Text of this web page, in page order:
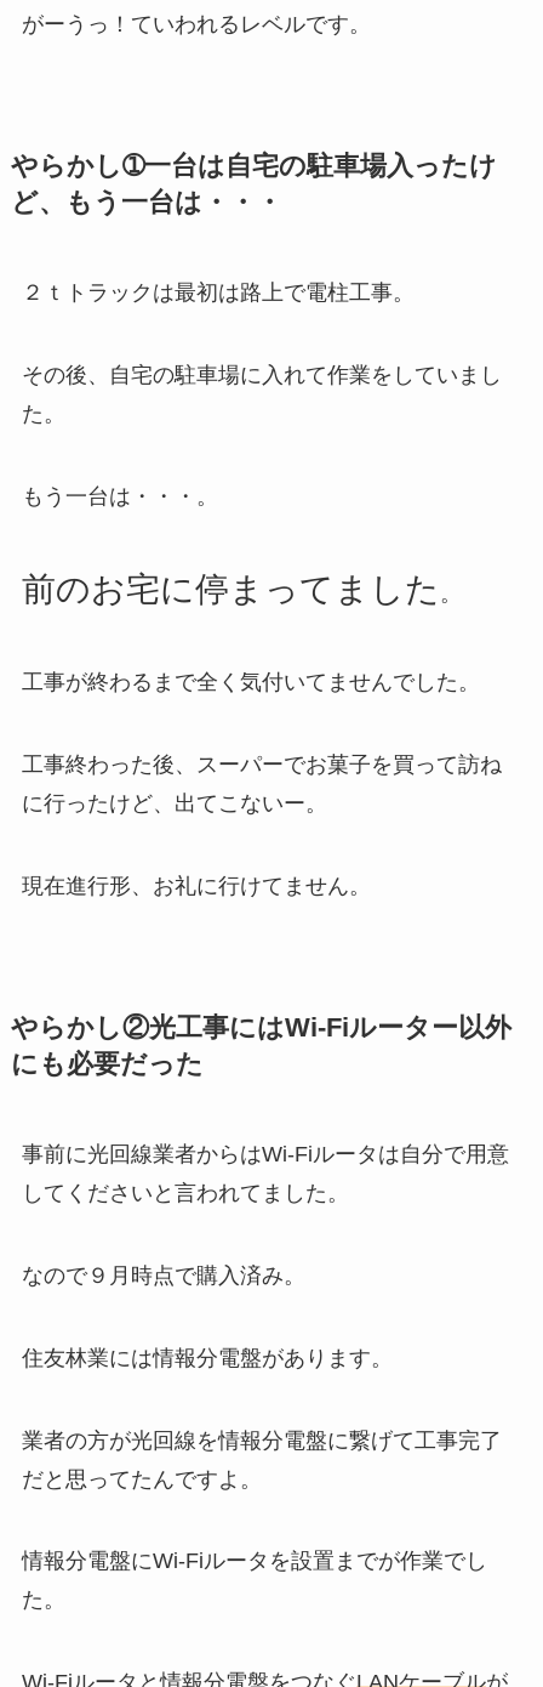
がーうっ！ていわれるレベルです。
やらかし➀一台は自宅の駐車場入ったけ
ど、もう一台は・・・
２ｔトラックは最初は路上で電柱工事。
その後、自宅の駐車場に入れて作業をしていまし
た。
もう一台は・・・。
前のお宅に停まってました 。
工事が終わるまで全く気付いてませんでした。
工事終わった後、スーパーでお菓子を買って訪ね
に行ったけど、出てこないー。
現在進行形、お礼に行けてません。
やらかし②光工事にはWi-Fiルーター以外
にも必要だった
事前に光回線業者からはWi-Fiルータは自分で用意
してくださいと言われてました。
なので９月時点で購入済み。
住友林業には情報分電盤があります。
業者の方が光回線を情報分電盤に繋げて工事完了
だと思ってたんですよ。
情報分電盤にWi-Fiルータを設置までが作業でし
た。